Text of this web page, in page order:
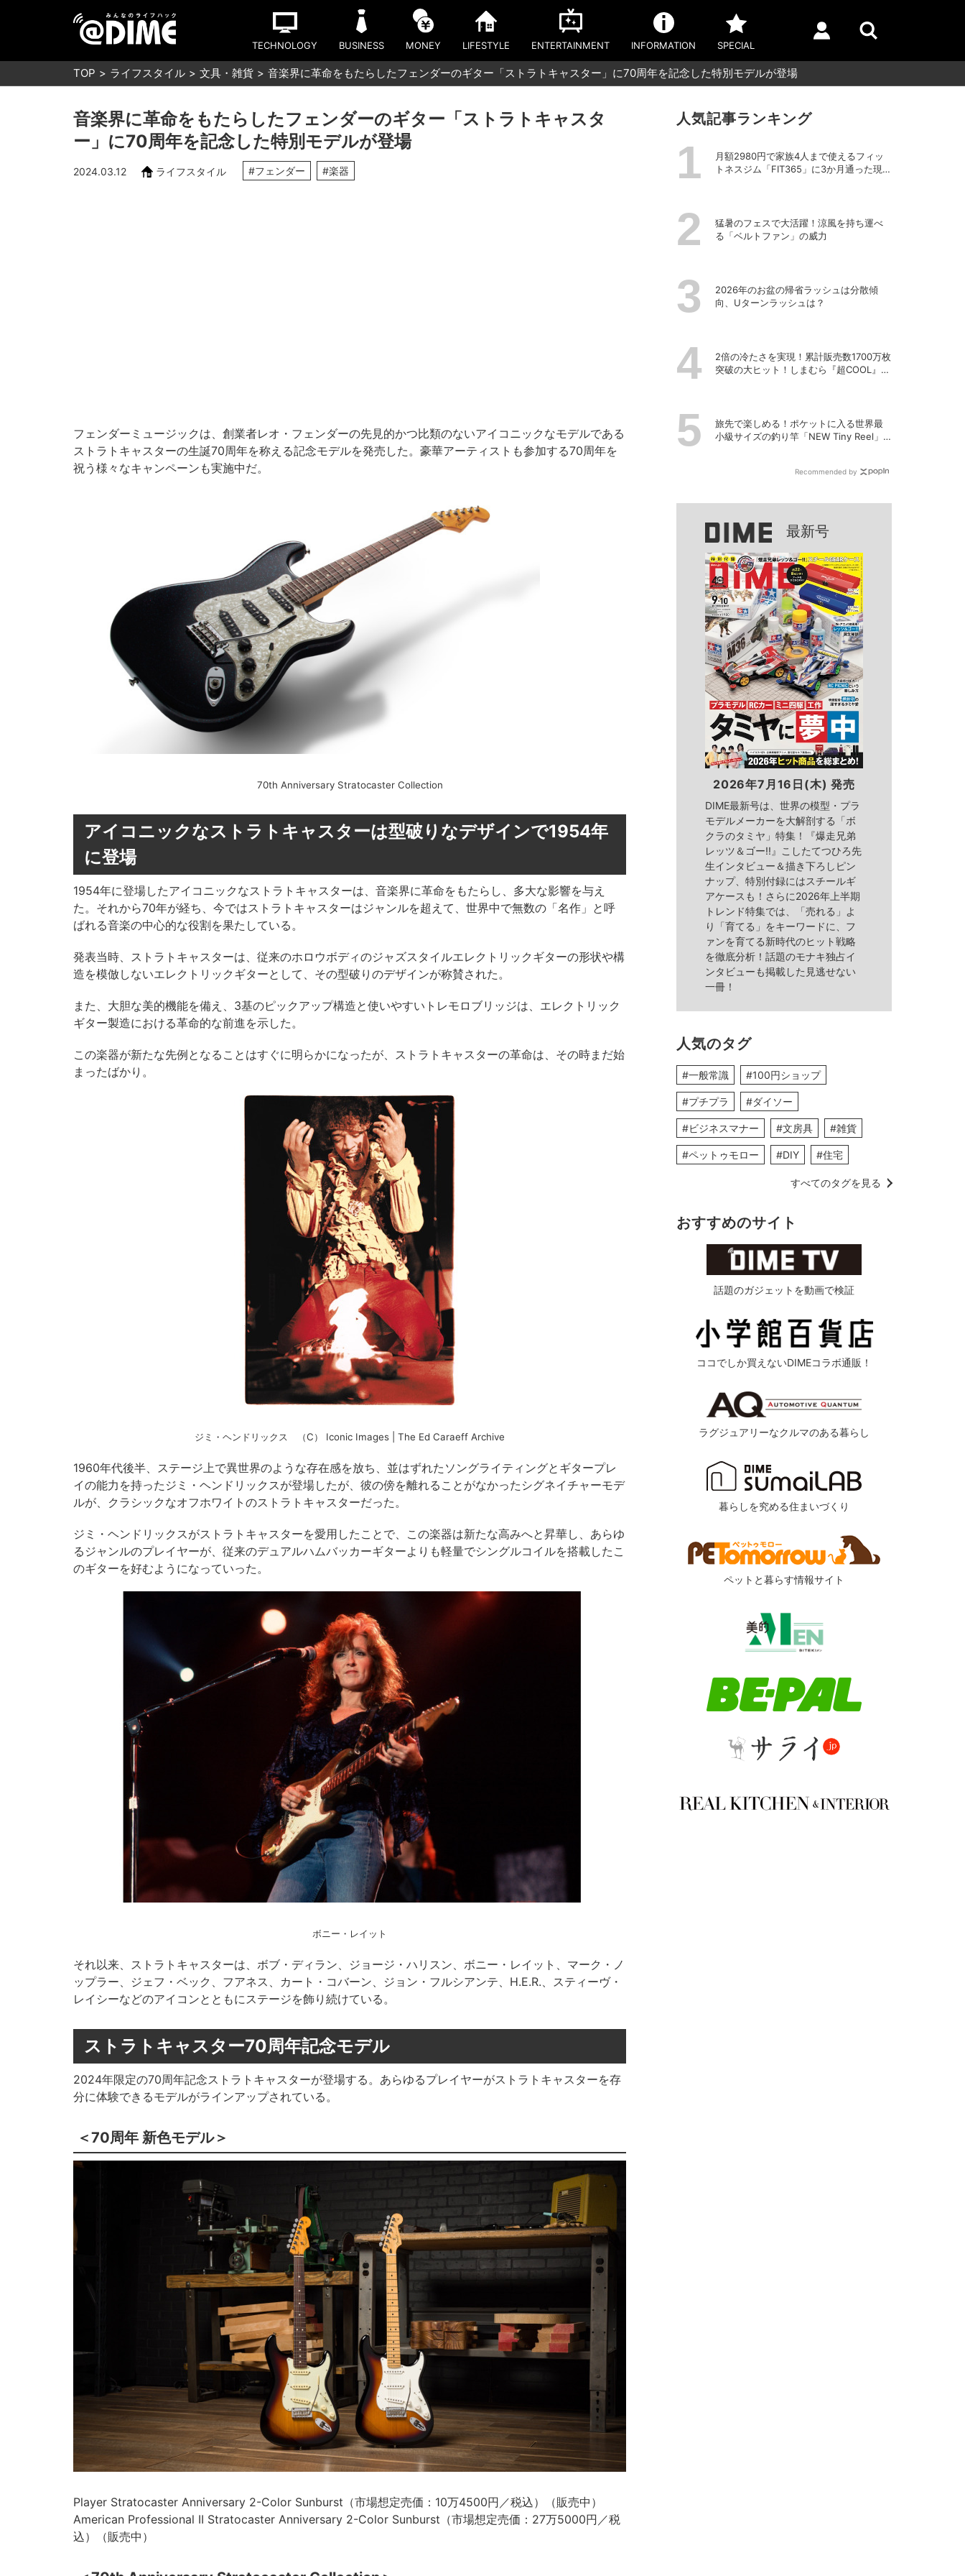
TECHNOLOGY BUSINESS MONEY LIFESTYLE ENTERTAINMENT INFORMATION SPECIAL
TOP ライフスタイル 文具・雑貨 音楽界に革命をもたらしたフェンダーのギター「ストラトキャスター」に70周年を記念した特別モデルが登場
音楽界に革命をもたらしたフェンダーのギター「ストラトキャスタ
ー」に70周年を記念した特別モデルが登場
2024.03.12 ライフスタイル #フェンダー #楽器
フェンダーミュージックは、創業者レオ・フェンダーの先見的かつ比類のないアイコニックなモデルである
ストラトキャスターの生誕70周年を称える記念モデルを発売した。豪華アーティストも参加する70周年を
祝う様々なキャンペーンも実施中だ。
70th Anniversary Stratocaster Collection
アイコニックなストラトキャスターは型破りなデザインで1954年
に登場
1954年に登場したアイコニックなストラトキャスターは、音楽界に革命をもたらし、多大な影響を与え
た。それから70年が経ち、今ではストラトキャスターはジャンルを超えて、世界中で無数の「名作」と呼
ばれる音楽の中心的な役割を果たしている。
発表当時、ストラトキャスターは、従来のホロウボディのジャズスタイルエレクトリックギターの形状や構
造を模倣しないエレクトリックギターとして、その型破りのデザインが称賛された。
また、大胆な美的機能を備え、3基のピックアップ構造と使いやすいトレモロブリッジは、エレクトリック
ギター製造における革命的な前進を示した。
この楽器が新たな先例となることはすぐに明らかになったが、ストラトキャスターの革命は、その時まだ始
まったばかり。
ジミ・ヘンドリックス （C） Iconic Images | The Ed Caraeff Archive
1960年代後半、ステージ上で異世界のような存在感を放ち、並はずれたソングライティングとギタープレ
イの能力を持ったジミ・ヘンドリックスが登場したが、彼の傍を離れることがなかったシグネイチャーモデ
ルが、クラシックなオフホワイトのストラトキャスターだった。
ジミ・ヘンドリックスがストラトキャスターを愛用したことで、この楽器は新たな高みへと昇華し、あらゆ
るジャンルのプレイヤーが、従来のデュアルハムバッカーギターよりも軽量でシングルコイルを搭載したこ
のギターを好むようになっていった。
ボニー・レイット
それ以来、ストラトキャスターは、ボブ・ディラン、ジョージ・ハリスン、ボニー・レイット、マーク・ノ
ップラー、ジェフ・ベック、フアネス、カート・コバーン、ジョン・フルシアンテ、H.E.R.、スティーヴ・
レイシーなどのアイコンとともにステージを飾り続けている。
ストラトキャスター70周年記念モデル
2024年限定の70周年記念ストラトキャスターが登場する。あらゆるプレイヤーがストラトキャスターを存
分に体験できるモデルがラインアップされている。
＜70周年 新色モデル＞
Player Stratocaster Anniversary 2-Color Sunburst（市場想定売価：10万4500円／税込）（販売中）
American Professional II Stratocaster Anniversary 2-Color Sunburst（市場想定売価：27万5000円／税
込）（販売中）
人気記事ランキング
月額2980円で家族4人まで使えるフィッ
トネスジム「FIT365」に3か月通った現在
猛暑のフェスで大活躍！涼風を持ち運べ
る「ベルトファン」の威力
2026年のお盆の帰省ラッシュは分散傾
向、Uターンラッシュは？
2倍の冷たさを実現！累計販売数1700万枚
突破の大ヒット！しまむら『超COOL』シ
旅先で楽しめる！ポケットに入る世界最
小級サイズの釣り竿「NEW Tiny Reel」
Recommended by
最新号
2026年7月16日(木) 発売
DIME最新号は、世界の模型・プラ
モデルメーカーを大解剖する「ボ
クラのタミヤ」特集！『爆走兄弟
レッツ＆ゴー!!』こしたてつひろ先
生インタビュー＆描き下ろしピン
ナップ、特別付録にはスチールギ
アケースも！さらに2026年上半期
トレンド特集では、「売れる」よ
り「育てる」をキーワードに、フ
ァンを育てる新時代のヒット戦略
を徹底分析！話題のモナキ独占イ
ンタビューも掲載した見逃せない
一冊！
人気のタグ
#一般常識 #100円ショップ
#プチプラ #ダイソー
#ビジネスマナー #文房具 #雑貨
#ペットゥモロー #DIY #住宅
すべてのタグを見る
おすすめのサイト
話題のガジェットを動画で検証
ココでしか買えないDIMEコラボ通販！
ラグジュアリーなクルマのある暮らし
暮らしを究める住まいづくり
ペットと暮らす情報サイト